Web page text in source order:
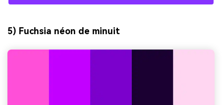
5) Fuchsia néon de minuit